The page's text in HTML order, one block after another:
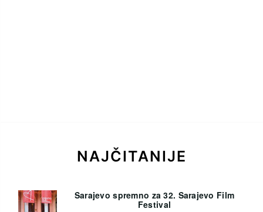
NAJČITANIJE
Sarajevo spremno za 32. Sarajevo Film
Festival